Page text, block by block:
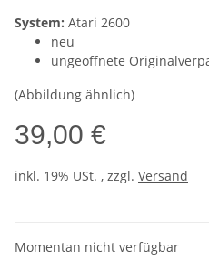
System: Atari 2600
neu
ungeöffnete
(Abbildung ähnlich)
39,00 €
inkl. 19% USt. , zzgl. Versand
Momentan nicht verfügbar